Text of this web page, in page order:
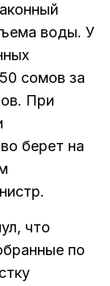
воды. У
сомов за
При
берет на
что
по